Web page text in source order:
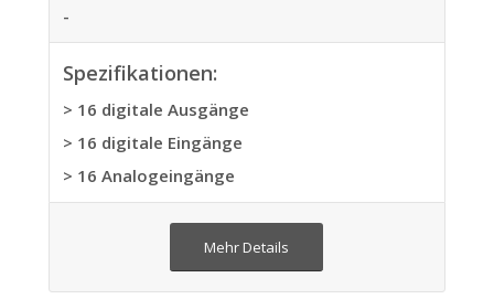
-
Spezifikationen:
> 16 digitale Ausgänge
> 16 digitale Eingänge
> 16 Analogeingänge
Mehr Details